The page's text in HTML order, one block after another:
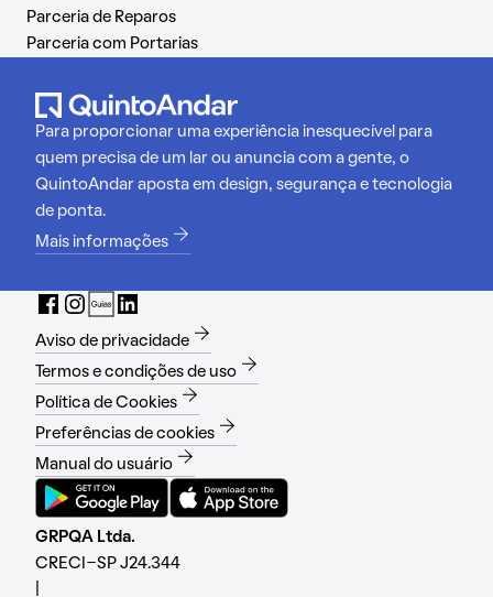
Parceria de Reparos
Parceria com Portarias
Para proporcionar uma experiência inesquecível para
quem precisa de um lar ou anuncia com a gente, o
QuintoAndar aposta em design, segurança e tecnologia
de ponta.
Mais informações
Aviso de privacidade
Termos e condições de uso
Política de Cookies
Preferências de cookies
Manual do usuário
GRPQA Ltda.
CRECI-SP J24.344